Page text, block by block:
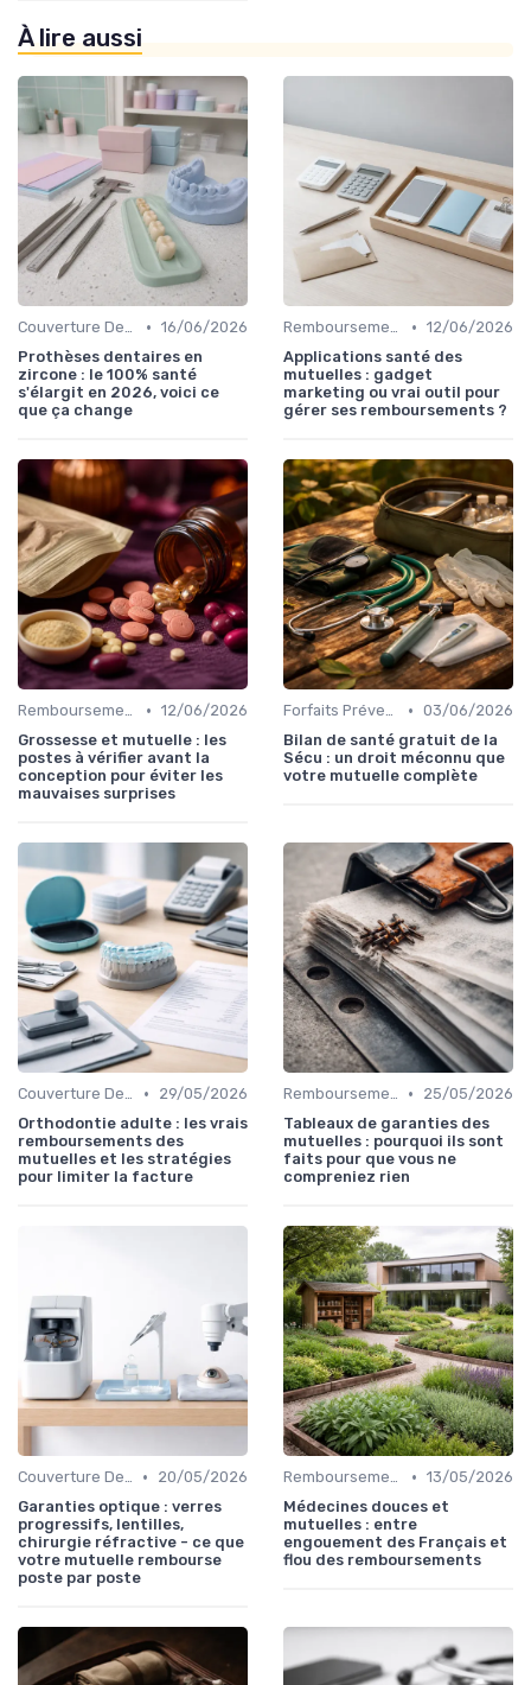
À lire aussi
Couverture Dentaire et Optique • 16/06/2026
Prothèses dentaires en
zircone : le 100% santé
s'élargit en 2026, voici ce
que ça change
Remboursements des Soins Médicaux • 12/06/2026
Applications santé des
mutuelles : gadget
marketing ou vrai outil pour
gérer ses remboursements ?
Remboursements des Soins Médicaux • 12/06/2026
Grossesse et mutuelle : les
postes à vérifier avant la
conception pour éviter les
mauvaises surprises
Forfaits Prévention et Bien-être • 03/06/2026
Bilan de santé gratuit de la
Sécu : un droit méconnu que
votre mutuelle complète
Couverture Dentaire et Optique •
29/05/2026
Orthodontie adulte : les vrais
remboursements des
mutuelles et les stratégies
pour limiter la facture
Remboursements des Soins Médicaux •
25/05/2026
Tableaux de garanties des
mutuelles : pourquoi ils sont
faits pour que vous ne
compreniez rien
Couverture Dentaire et Optique •
20/05/2026
Garanties optique : verres
progressifs, lentilles,
chirurgie réfractive - ce que
votre mutuelle rembourse
poste par poste
Remboursements des Soins Médicaux • 13/05/2026
Médecines douces et
mutuelles : entre
engouement des Français et
flou des remboursements